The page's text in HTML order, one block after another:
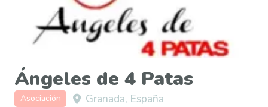
Ángeles de 4 Patas
Asociación Granada, España